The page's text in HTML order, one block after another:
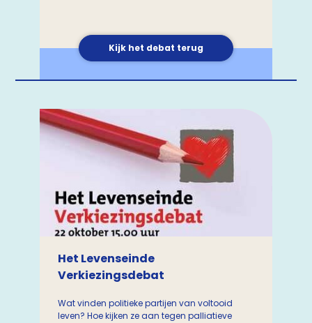
Kijk het debat terug
Het Levenseinde
Verkiezingsdebat
Wat vinden politieke partijen van voltooid
leven? Hoe kijken ze aan tegen palliatieve